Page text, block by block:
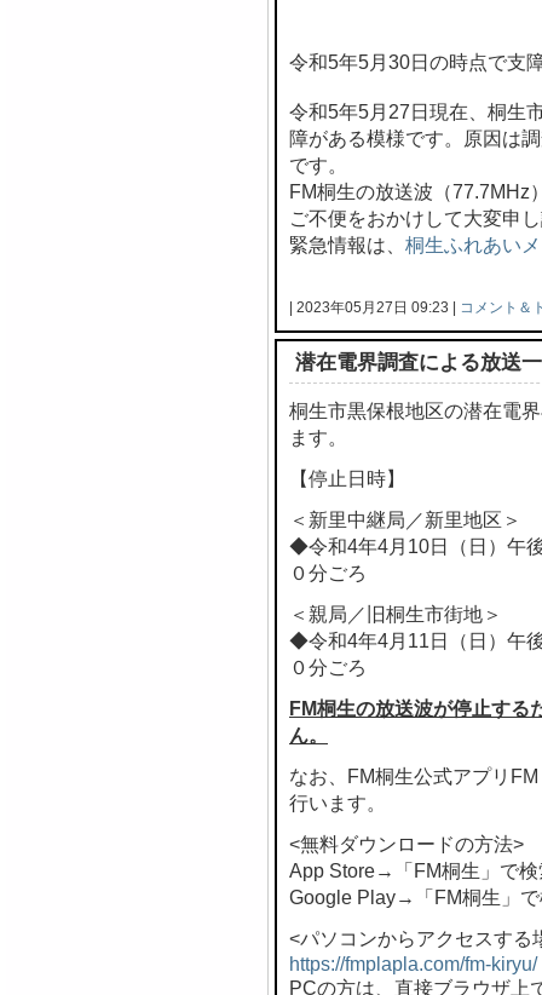
令和5年5月30日の時点で支
令和5年5月27日現在、桐生
障がある模様です。原因は
です。
FM桐生の放送波（77.7MHz
ご不便をおかけして大変申
緊急情報は、 桐生ふれあい
| 2023年05月27日 09:23 | コメント＆
潜在電界調査による放送
桐生市黒保根地区の潜在電
ます。
【停止日時】
＜新里中継局／新里地区＞
◆令和4年4月10日（日）午
０分ごろ
＜親局／旧桐生市街地＞
◆令和4年4月11日（日）午
０分ごろ
FM桐生の放送波が停止する
ん。
なお、FM桐生公式アプリ
行います。
<無料ダウンロードの方法>
App Store→「FM桐生」で検
Google Play→「FM桐生」
<パソコンからアクセスする
https://fmplapla.com/fm-kiryu/
PCの方は、直接ブラウザ上